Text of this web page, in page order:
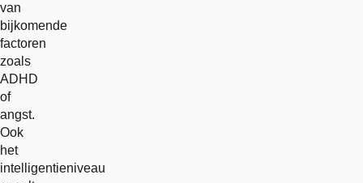
van
bijkomende
factoren
zoals
ADHD
of
angst.
Ook
het
intelligentieniveau